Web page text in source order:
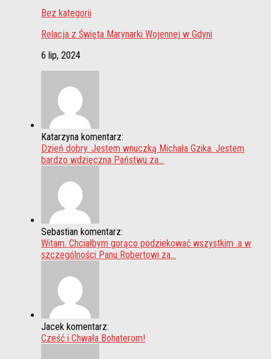
Bez kategorii
Relacja z Święta Marynarki Wojennej w Gdyni
6 lip, 2024
Katarzyna komentarz:
Dzień dobry. Jestem wnuczką Michała Gzika. Jestem
bardzo wdzięczna Państwu za...
Sebastian komentarz:
Witam. Chciałbym gorąco podziekować wszystkim .a w
szczególności Panu Robertowi za...
Jacek komentarz:
Cześć i Chwała Bohaterom!